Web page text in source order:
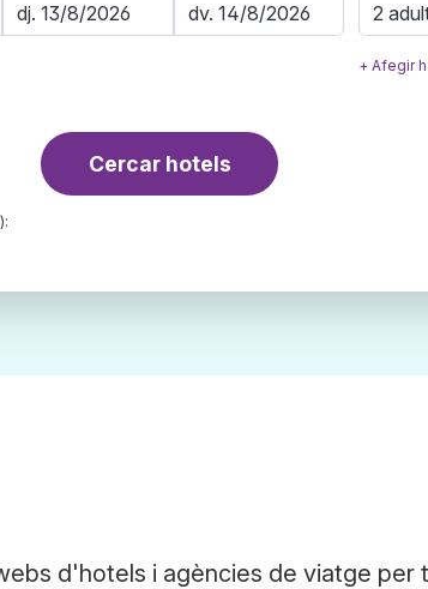
2
+ Afegir
Cercar hotels
d'hotels i agències de viatge per